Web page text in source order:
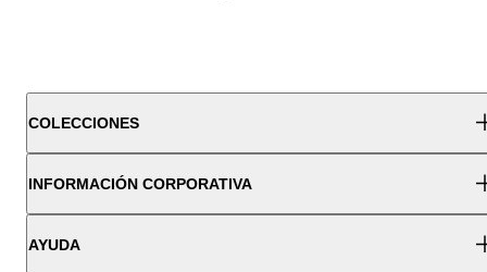
COLECCIONES
INFORMACIÓN CORPORATIVA
AYUDA